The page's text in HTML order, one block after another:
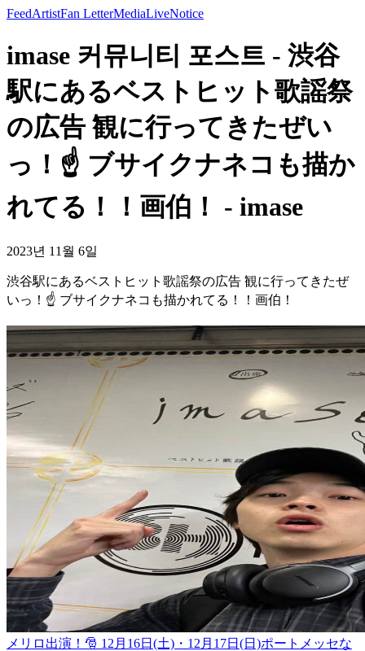
FeedArtistFan LetterMediaLiveNotice
imase 커뮤니티 포스트 - 渋谷
駅にあるベストヒット歌謡祭
の広告 観に行ってきたぜい
っ！☝️ ブサイクナネコも描か
れてる！！画伯！ - imase
2023년 11월 6일
渋谷駅にあるベストヒット歌謡祭の広告 観に行ってきたぜ
いっ！☝️ ブサイクナネコも描かれてる！！画伯！
メリロ出演！🎅 12月16日(土)・12月17日(日)ポートメッセな